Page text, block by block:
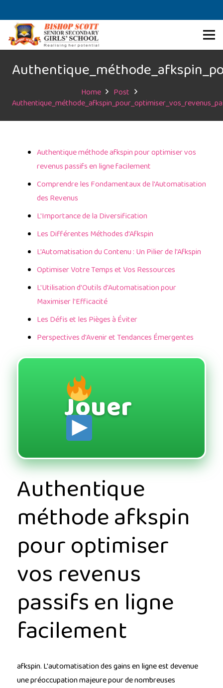
Home
Post
Authentique méthode afkspin pour optimiser vos
revenus passifs en ligne facilement
Comprendre les Fondamentaux de l'Automatisation
des Revenus
L'Importance de la Diversification
Les Différentes Méthodes d'Afkspin
L'Automatisation du Contenu : Un Pilier de l'Afkspin
Optimiser Votre Temps et Vos Ressources
L'Utilisation d'Outils d'Automatisation pour
Maximiser l'Efficacité
Les Défis et les Pièges à Éviter
Perspectives d'Avenir et Tendances Émergentes
Jouer
Authentique
méthode afkspin
pour optimiser
vos revenus
passifs en ligne
facilement
afkspin. L'automatisation des gains en ligne est devenue
une préoccupation majeure pour de nombreuses